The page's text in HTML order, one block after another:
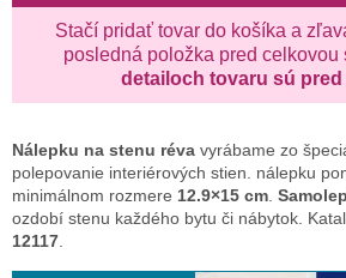
Stačí pridať tovar do košíka a
posledná položka pred celkovou
detailoch tovaru sú
Nálepku na stenu réva vyrábame zo
polepovanie interiérových stien. nálepku
minimálnom rozmere 12.9×15 cm
ozdobí stenu každého bytu či nábytok.
12117